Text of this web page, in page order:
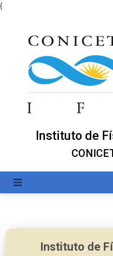
{
Instituto de
Instituto de